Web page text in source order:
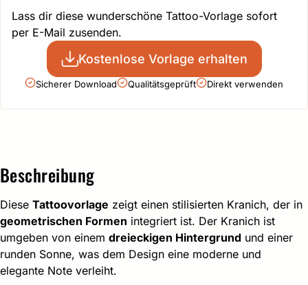
Lass dir diese wunderschöne Tattoo-Vorlage sofort
per E-Mail zusenden.
Kostenlose Vorlage erhalten
Sicherer Download Qualitätsgeprüft Direkt verwenden
Beschreibung
Diese Tattoovorlage zeigt einen stilisierten Kranich, der in
geometrischen Formen integriert ist. Der Kranich ist
umgeben von einem dreieckigen Hintergrund und einer
runden Sonne, was dem Design eine moderne und
elegante Note verleiht.